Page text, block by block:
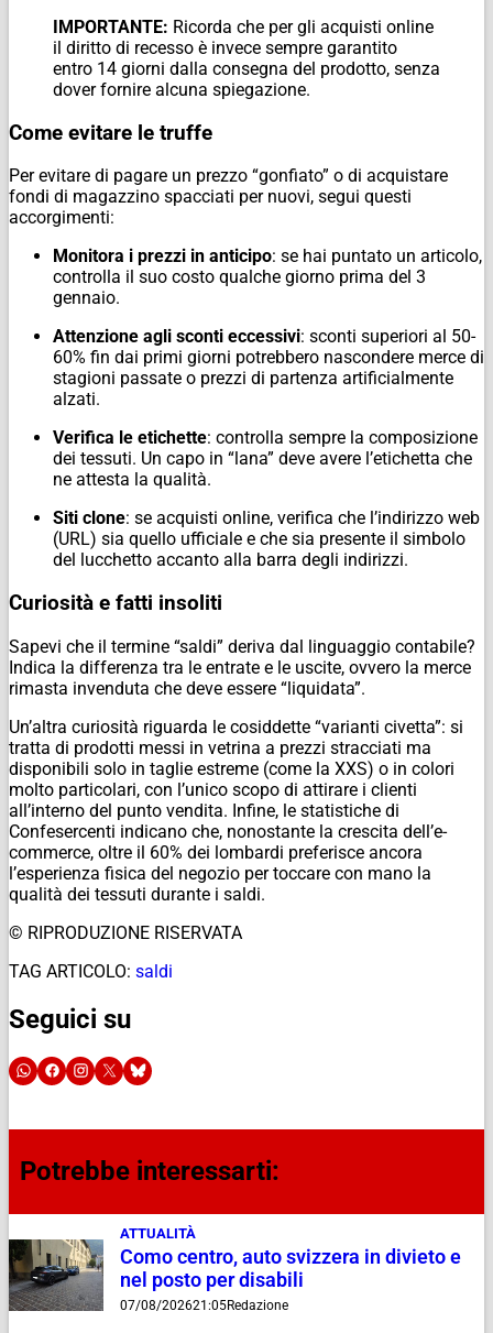
IMPORTANTE: Ricorda che per gli acquisti online
il diritto di recesso è invece sempre garantito
entro 14 giorni dalla consegna del prodotto, senza
dover fornire alcuna spiegazione.
Come evitare le truffe
Per evitare di pagare un prezzo “gonfiato” o di acquistare
fondi di magazzino spacciati per nuovi, segui questi
accorgimenti:
Monitora i prezzi in anticipo: se hai puntato un articolo,
controlla il suo costo qualche giorno prima del 3
gennaio.
Attenzione agli sconti eccessivi: sconti superiori al 50-
60% fin dai primi giorni potrebbero nascondere merce di
stagioni passate o prezzi di partenza artificialmente
alzati.
Verifica le etichette: controlla sempre la composizione
dei tessuti. Un capo in “lana” deve avere l’etichetta che
ne attesta la qualità.
Siti clone: se acquisti online, verifica che l’indirizzo web
(URL) sia quello ufficiale e che sia presente il simbolo
del lucchetto accanto alla barra degli indirizzi.
Curiosità e fatti insoliti
Sapevi che il termine “saldi” deriva dal linguaggio contabile?
Indica la differenza tra le entrate e le uscite, ovvero la merce
rimasta invenduta che deve essere “liquidata”.
Un’altra curiosità riguarda le cosiddette “varianti civetta”: si
tratta di prodotti messi in vetrina a prezzi stracciati ma
disponibili solo in taglie estreme (come la XXS) o in colori
molto particolari, con l’unico scopo di attirare i clienti
all’interno del punto vendita. Infine, le statistiche di
Confesercenti indicano che, nonostante la crescita dell’e-
commerce, oltre il 60% dei lombardi preferisce ancora
l’esperienza fisica del negozio per toccare con mano la
qualità dei tessuti durante i saldi.
© RIPRODUZIONE RISERVATA
TAG ARTICOLO: saldi
Seguici su
Potrebbe interessarti:
ATTUALITÀ
Como centro, auto svizzera in divieto e
nel posto per disabili
07/08/202621:05Redazione